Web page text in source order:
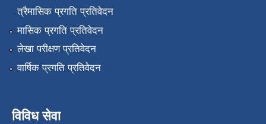
त्रैमासिक प्रगति प्रतिवेदन
मासिक प्रगति प्रतिवेदन
लेखा परीक्षण प्रतिवेदन
वार्षिक प्रगति प्रतिवेदन
विविध सेवा